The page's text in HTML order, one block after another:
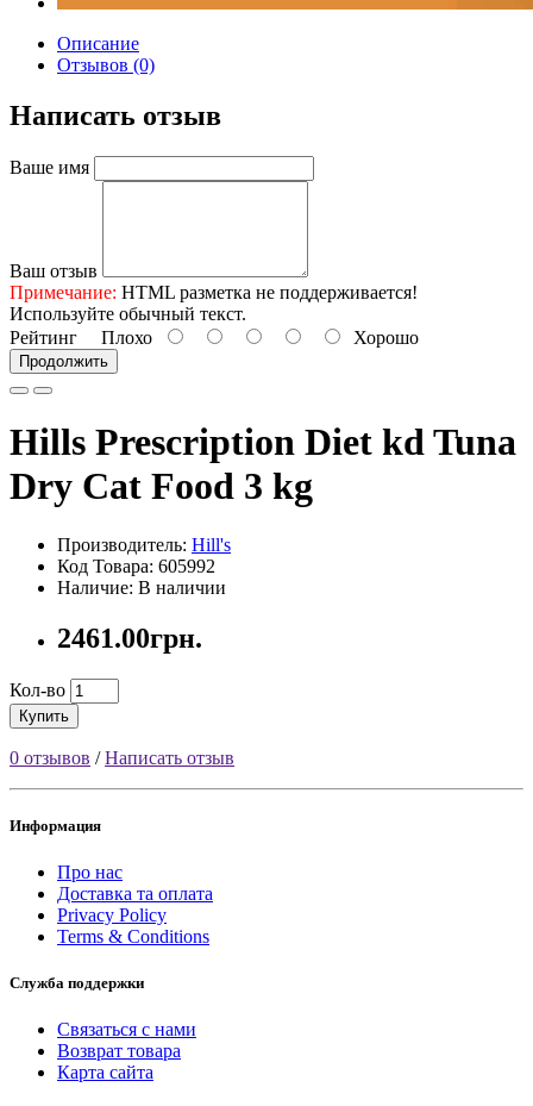
Описание
Отзывов (0)
Написать отзыв
Ваше имя
Ваш отзыв
Примечание: HTML разметка не поддерживается!
Используйте обычный текст.
Рейтинг Плохо Хорошо
Продолжить
Hills Prescription Diet kd Tuna
Dry Cat Food 3 kg
Производитель: Hill's
Код Товара: 605992
Наличие: В наличии
2461.00грн.
Кол-во
Купить
0 отзывов /Написать отзыв
Информация
Про нас
Доставка та оплата
Privacy Policy
Terms & Conditions
Служба поддержки
Связаться с нами
Возврат товара
Карта сайта